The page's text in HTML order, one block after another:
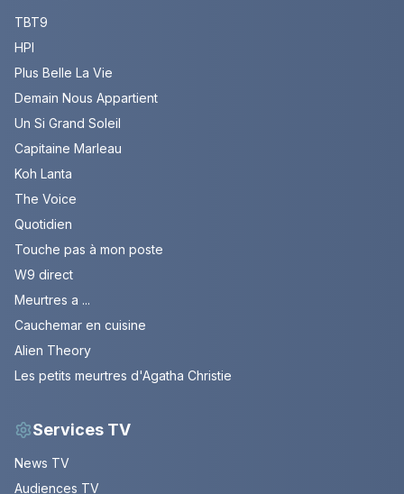
TBT9
HPI
Plus Belle La Vie
Demain Nous Appartient
Un Si Grand Soleil
Capitaine Marleau
Koh Lanta
The Voice
Quotidien
Touche pas à mon poste
W9 direct
Meurtres a ...
Cauchemar en cuisine
Alien Theory
Les petits meurtres d'Agatha Christie
Services TV
News TV
Audiences TV